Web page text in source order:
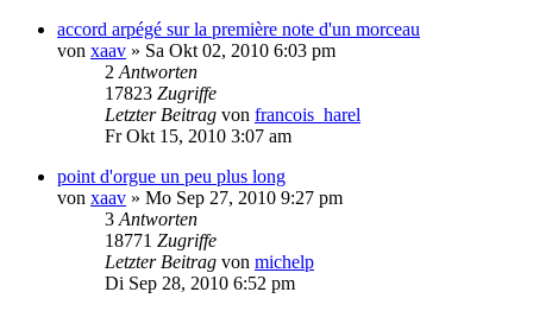
accord arpégé sur la première note d'un morceau
von xaav » Sa Okt 02, 2010 6:03 pm
2 Antworten
17823 Zugriffe
Letzter Beitrag von francois_harel
Fr Okt 15, 2010 3:07 am
point d'orgue un peu plus long
von xaav » Mo Sep 27, 2010 9:27 pm
3 Antworten
18771 Zugriffe
Letzter Beitrag von michelp
Di Sep 28, 2010 6:52 pm